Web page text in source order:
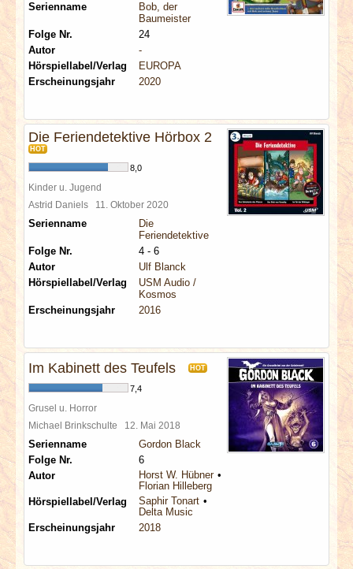
LINKS
ARCHIV
Serienname
Bob, der
Baumeister
Folge Nr.
24
Autor
-
Hörspiellabel/Verlag
EUROPA
Erscheinungsjahr
2020
Die Feriendetektive Hörbox 2
HOT
8,0
Kinder u. Jugend
Astrid Daniels 11. Oktober 2020
Serienname
Die
Feriendetektive
Folge Nr.
4 - 6
Autor
Ulf Blanck
Hörspiellabel/Verlag
USM Audio /
Kosmos
Erscheinungsjahr
2016
Im Kabinett des Teufels HOT
7,4
Grusel u. Horror
Michael Brinkschulte 12. Mai 2018
Serienname
Gordon Black
Folge Nr.
6
Autor
Horst W. Hübner
Florian Hilleberg
Hörspiellabel/Verlag
Saphir Tonart
Delta Music
Erscheinungsjahr
2018